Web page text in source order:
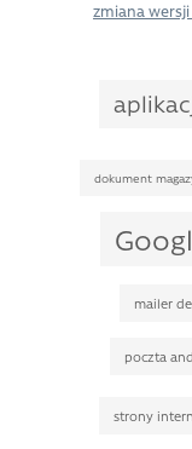
zmiana wersji
dokument
mailer
poczta
strony